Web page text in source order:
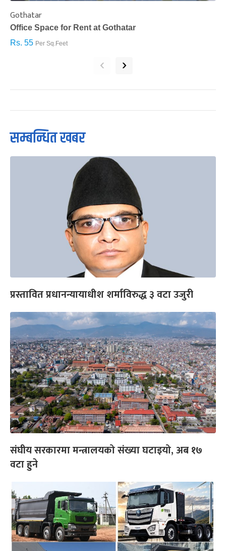
Gothatar
Office Space for Rent at Gothatar
Rs. 55 Per Sq.Feet
‹ ›
सम्बन्धित खबर
प्रस्तावित प्रधानन्यायाधीश शर्माविरुद्ध ३ वटा उजुरी
संघीय सरकारमा मन्त्रालयको संख्या घटाइयो, अब १७
वटा हुने